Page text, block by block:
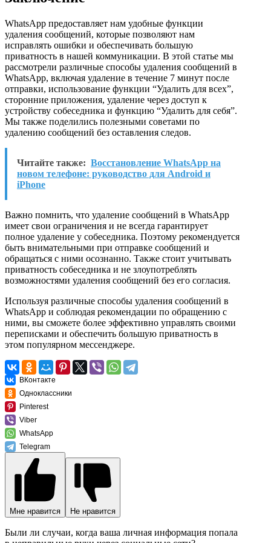
WhatsApp предоставляет нам удобные функции
удаления сообщений, которые позволяют нам
исправлять ошибки и обеспечивать большую
приватность в нашей коммуникации. В этой статье мы
рассмотрели различные способы удаления сообщений в
WhatsApp, включая удаление в течение 7 минут после
отправки, использование функции “Удалить для всех”,
сторонние приложения, удаление через доступ к
устройству собеседника и функцию “Удалить для себя”.
Мы также поделились полезными советами по
удалению сообщений без оставления следов.
Читайте также: Восстановление WhatsApp на
новом телефоне: руководство для Android и
iPhone
Важно помнить, что удаление сообщений в WhatsApp
имеет свои ограничения и не всегда гарантирует
полное удаление у собеседника. Поэтому рекомендуется
быть внимательными при отправке сообщений и
обращаться с ними осознанно. Также стоит учитывать
приватность собеседника и не злоупотреблять
возможностями удаления сообщений без его согласия.
Используя различные способы удаления сообщений в
WhatsApp и соблюдая рекомендации по обращению с
ними, вы сможете более эффективно управлять своими
переписками и обеспечить большую приватность в
этом популярном мессенджере.
ВКонтакте
Одноклассники
Pinterest
Viber
WhatsApp
Telegram
Мне нравится Не нравится
Были ли случаи, когда ваша личная информация попала